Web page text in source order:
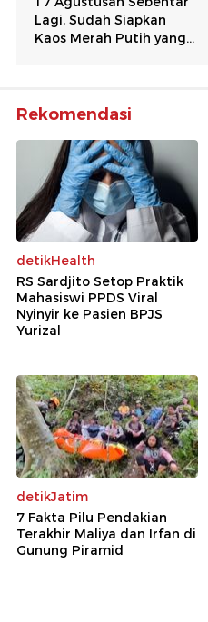
Rekomendasi
detikHealth
RS Sardjito Setop Praktik
Mahasiswi PPDS Viral
Nyinyir ke Pasien BPJS
Yurizal
detikJatim
7 Fakta Pilu Pendakian
Terakhir Maliya dan Irfan di
Gunung Piramid